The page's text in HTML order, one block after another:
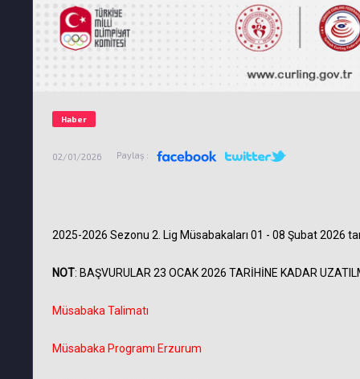
Haber
02/01/2026 Paylaş :
2025-2026 Sezonu 2. Lig Müsabakaları 01 - 08 Şubat 2026
NOT: BAŞVURULAR 23 OCAK 2026 TARİHİNE KADAR
Müsabaka Talimatı
Müsabaka Programı Erzurum